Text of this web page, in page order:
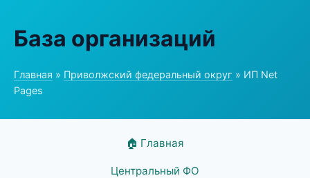
База организаций
Главная » Приволжский федеральный округ » ИП Net
Pages
🏠 Главная
Центральный ФО